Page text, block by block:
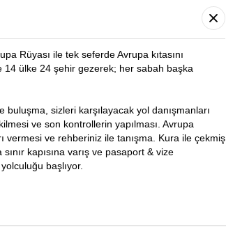
Rüyası ile tek seferde Avrupa kıtasını
14 ülke 24 şehir gezerek; her sabah başka
sizleri karşılayacak yol danışmanları
ve son kontrollerin yapılması. Avrupa
vermesi ve rehberiniz ile tanışma. Kura ile çekmiş
kapısına varış ve pasaport & vize
başlıyor.